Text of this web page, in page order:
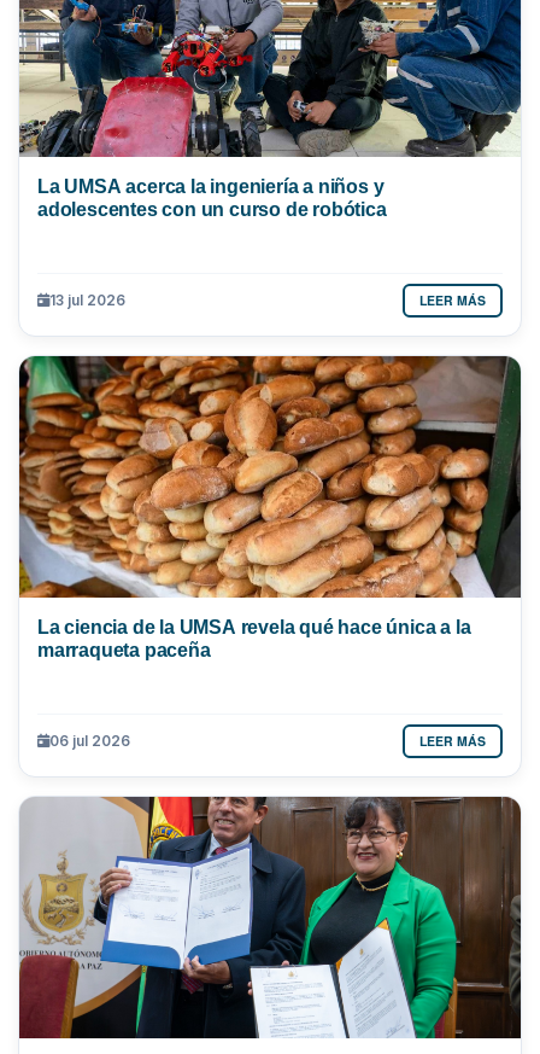
La UMSA acerca la ingeniería a niños y
adolescentes con un curso de robótica
13 jul 2026 LEER MÁS
La ciencia de la UMSA revela qué hace única a la
marraqueta paceña
06 jul 2026 LEER MÁS